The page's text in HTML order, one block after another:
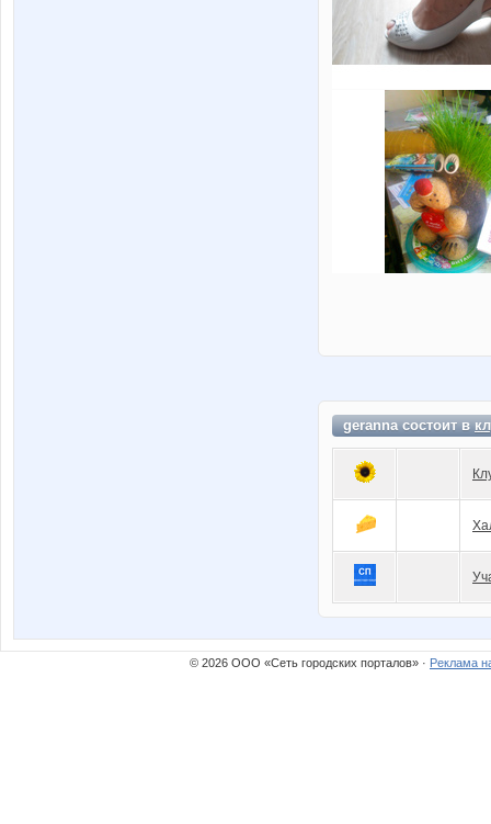
geranna состоит в
© 2026 ООО «Сеть городских порталов» · Реклама